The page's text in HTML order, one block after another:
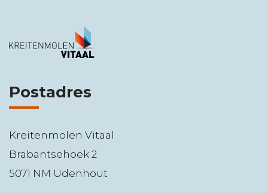
Postadres
Kreitenmolen Vitaal
Brabantsehoek 2
5071 NM Udenhout